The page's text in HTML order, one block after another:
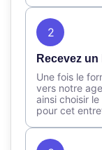
2
Recevez
Une fois le
vers notre
ainsi choisir
pour cet